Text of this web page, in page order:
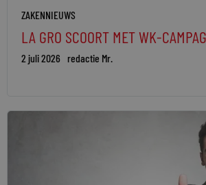
ZAKENNIEUWS
LA GRO SCOORT MET WK-
2 juli 2026 redactie Mr.